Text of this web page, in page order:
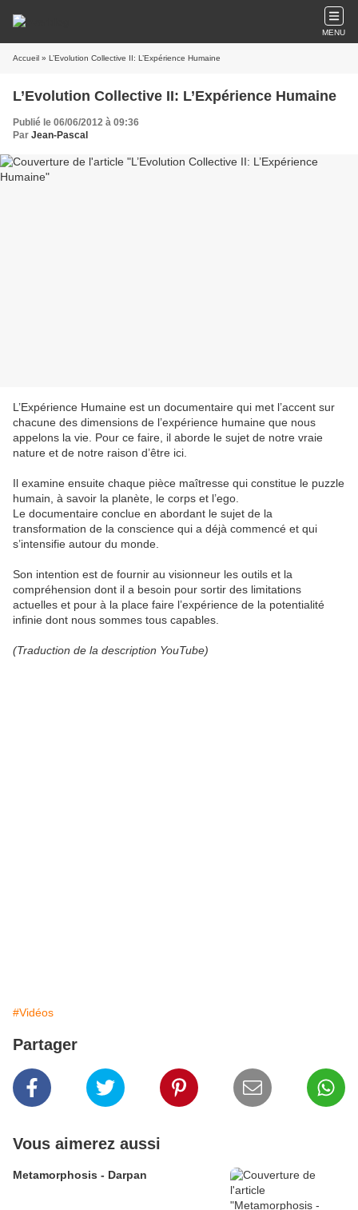
MENU
Accueil » L’Evolution Collective II: L’Expérience Humaine
L’Evolution Collective II: L’Expérience Humaine
Publié le 06/06/2012 à 09:36
Par Jean-Pascal
L’Expérience Humaine est un documentaire qui met l’accent sur
chacune des dimensions de l’expérience humaine que nous
appelons la vie. Pour ce faire, il aborde le sujet de notre vraie
nature et de notre raison d’être ici.
Il examine ensuite chaque pièce maîtresse qui constitue le puzzle
humain, à savoir la planète, le corps et l’ego.
Le documentaire conclue en abordant le sujet de la
transformation de la conscience qui a déjà commencé et qui
s’intensifie autour du monde.
Son intention est de fournir au visionneur les outils et la
compréhension dont il a besoin pour sortir des limitations
actuelles et pour à la place faire l’expérience de la potentialité
infinie dont nous sommes tous capables.
(Traduction de la description YouTube)
#Vidéos
Partager
Vous aimerez aussi
Metamorphosis - Darpan